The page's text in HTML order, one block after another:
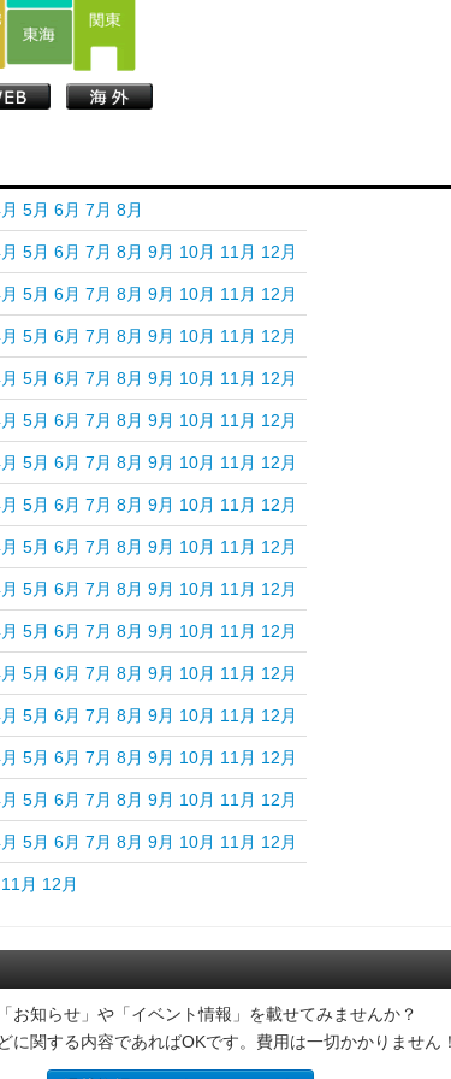
5月 6月 7月 8月
5月 6月 7月 8月 9月 10月 11月 12月
5月 6月 7月 8月 9月 10月 11月 12月
5月 6月 7月 8月 9月 10月 11月 12月
5月 6月 7月 8月 9月 10月 11月 12月
5月 6月 7月 8月 9月 10月 11月 12月
5月 6月 7月 8月 9月 10月 11月 12月
5月 6月 7月 8月 9月 10月 11月 12月
5月 6月 7月 8月 9月 10月 11月 12月
5月 6月 7月 8月 9月 10月 11月 12月
5月 6月 7月 8月 9月 10月 11月 12月
5月 6月 7月 8月 9月 10月 11月 12月
5月 6月 7月 8月 9月 10月 11月 12月
5月 6月 7月 8月 9月 10月 11月 12月
5月 6月 7月 8月 9月 10月 11月 12月
5月 6月 7月 8月 9月 10月 11月 12月
11月 12月
お知らせ」や「イベント情報」を載せてみませんか？
に関する内容であればOKです。費用は一切かかりません